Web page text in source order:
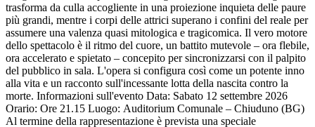
trasforma da culla accogliente in una proiezione inquieta delle paure
più grandi, mentre i corpi delle attrici superano i confini del reale per
assumere una valenza quasi mitologica e tragicomica. Il vero motore
dello spettacolo è il ritmo del cuore, un battito mutevole – ora flebile,
ora accelerato e spietato – concepito per sincronizzarsi con il palpito
del pubblico in sala. L'opera si configura così come un potente inno
alla vita e un racconto sull'incessante lotta della nascita contro la
morte. Informazioni sull'evento Data: Sabato 12 settembre 2026
Orario: Ore 21.15 Luogo: Auditorium Comunale – Chiuduno (BG)
Al termine della rappresentazione è prevista una speciale